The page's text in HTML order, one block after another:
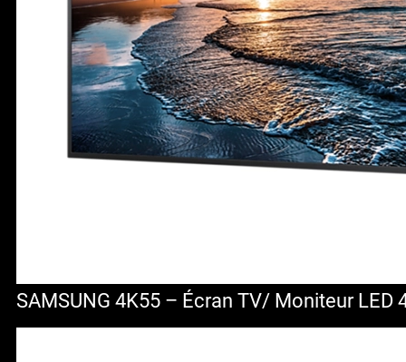
SAMSUNG 4K55 – Écran TV/ Moniteur LED